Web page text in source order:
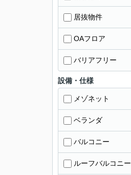
居抜物件
OAフロア
バリアフリー
設備・仕様
メゾネット
ベランダ
バルコニー
ルーフバルコニー